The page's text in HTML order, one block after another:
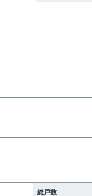
総戸数